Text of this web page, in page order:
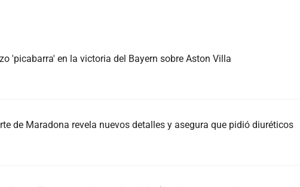
'picabarra' en la victoria del Bayern sobre Aston Villa
de Maradona revela nuevos detalles y asegura que pidió diuréticos